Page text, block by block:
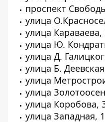
проспект
улица
улица
улица Ю.
улица Д.
улица Б.
улица
улица
улица
улица Западная,